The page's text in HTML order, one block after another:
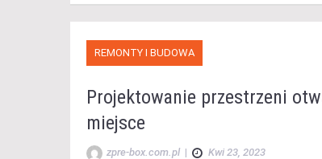
REMONTY I BUDOWA
Projektowanie przestrzeni
miejsce
zpre-box.com.pl | Kwi 23, 2023